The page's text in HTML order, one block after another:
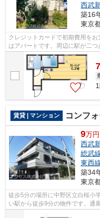
西武
築16
東京
クレジットカードで初期費用を
はアパートです。周辺に駅が二
リアの賃貸情報はアクセスにお問
賃貸 | マンション コンフ
9万円
西武
総武
東西
築34
東京
徒歩5分の場所に中野区立白桜小
い駅から徒歩9分の物件です。通